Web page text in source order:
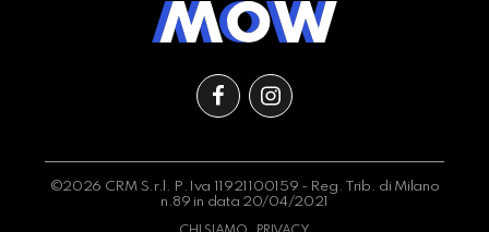
©2026 CRM S.r.l. P.Iva 11921100159 - Reg. Trib. di Milano
n.89 in data 20/04/2021